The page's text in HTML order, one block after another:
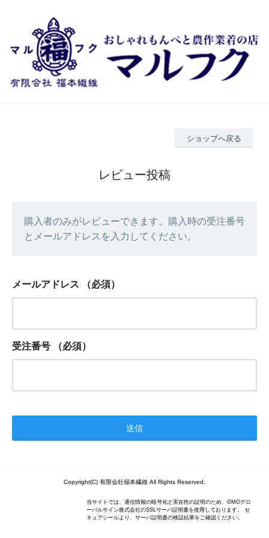
ショップへ戻る
レビュー投稿
購入者のみがレビューできます。購入時の受注番号
とメールアドレスを入力してください。
メールアドレス （必須）
受注番号 （必須）
Copyright(C) 有限会社福本繊維 All Rights Reserved.
当サイトでは、通信情報の暗号化と実在性の証明のため、GMOグロ
ーバルサイン株式会社のSSLサーバ証明書を使用しております。 セ
キュアシールより、サーバ証明書の検証結果をご確認ください。